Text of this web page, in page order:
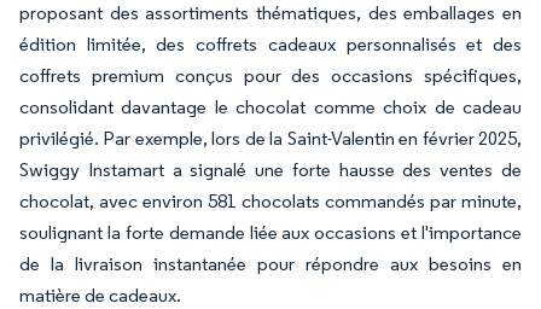
proposant des assortiments thématiques, des emballages en
édition limitée, des coffrets cadeaux personnalisés et des
coffrets premium conçus pour des occasions spécifiques,
consolidant davantage le chocolat comme choix de cadeau
privilégié. Par exemple, lors de la Saint-Valentin en février 2025,
Swiggy Instamart a signalé une forte hausse des ventes de
chocolat, avec environ 581 chocolats commandés par minute,
soulignant la forte demande liée aux occasions et l'importance
de la livraison instantanée pour répondre aux besoins en
matière de cadeaux.